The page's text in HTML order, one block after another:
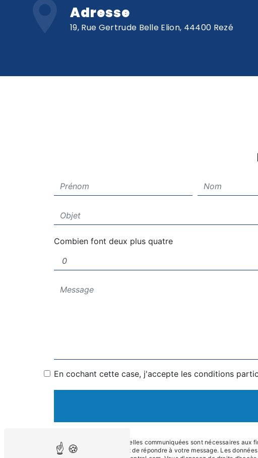
Adresse
19, Rue Gertrude Belle Elion, 44400 Rezé
Combien font deux plus quatre
En cochant cette case, j'accepte les conditions
** Les données personnelles communiquées sont nécessaires
traitants dans le seul but de répondre à votre message. Les